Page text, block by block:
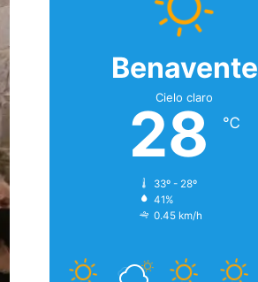
Benavente
Cielo claro
28 ℃
33º - 28º
41%
0.45 km/h